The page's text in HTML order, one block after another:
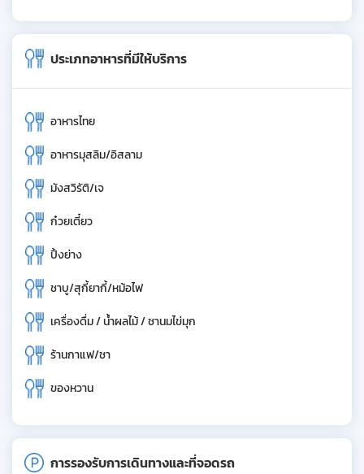
ประเภทอาหารที่มีให้บริการ
อาหารไทย
อาหารมุสลิม/อิสลาม
มังสวิรัติ/เจ
ก๋วยเตี๋ยว
ปิ้งย่าง
ชาบู/สุกี้ยากี้/หม้อไฟ
เครื่องดื่ม / น้ำผลไม้ / ชานมไข่มุก
ร้านกาแฟ/ชา
ของหวาน
การรองรับการเดินทางและที่จอดรถ